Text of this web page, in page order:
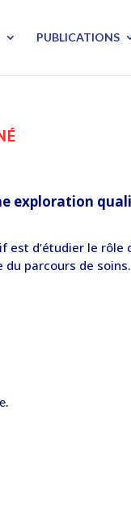
PUBLICATIONS
exploration
d’étudier le
du parcours de soins.